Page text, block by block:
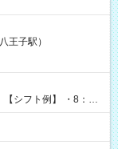
】試
王子駅）